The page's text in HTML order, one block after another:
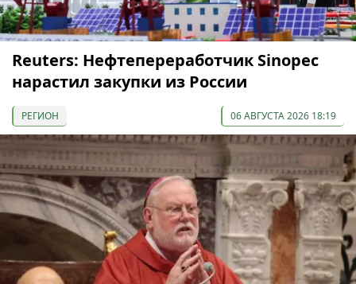
Reuters: Нефтепереработчик Sinopec
нарастил закупки из России
РЕГИОН 06 АВГУСТА 2026 18:19